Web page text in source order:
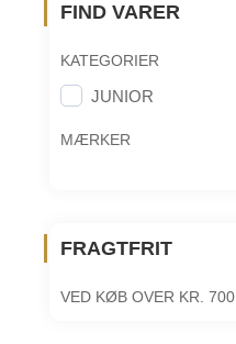
FIND VARER
KATEGORIER
JUNIOR
MÆRKER
FRAGTFRIT
VED KØB OVER KR. 700